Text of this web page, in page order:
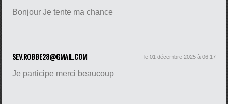
Bonjour Je tente ma chance
SEV.ROBBE28@GMAIL.COM le 01 décembre 2025 à 06:17
Je participe merci beaucoup